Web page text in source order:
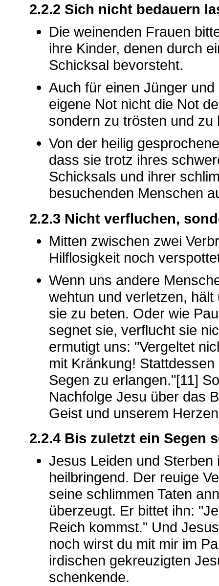
2.2.2 Sich nicht bedauern
Die weinenden Frauen
ihre Kinder, denen durch
Schicksal bevorsteht.
Auch für einen Jünger
eigene Not nicht die Not
sondern zu trösten und zu
Von der heilig
dass sie trotz ihres
Schicksals und ihrer
besuchenden Menschen
2.2.3 Nicht verfluchen,
Mitten zwischen zwei
Hilflosigkeit noch
Wenn uns andere
wehtun und verletzen,
sie zu beten. Oder wie
segnet sie, verflucht sie
ermutigt uns: "Vergeltet
mit Kränkung!
Segen zu erlangen."[11]
Nachfolge Jesu über das
Geist und unserem
2.2.4 Bis zuletzt ein Segen
Jesus Leiden und
heilbringend. Der reuige
seine schlimmen Taten
überzeugt. Er bittet ihn:
Reich kommst." Und
noch wirst du mit mir im
irdischen gekreuzigten
schenkende.